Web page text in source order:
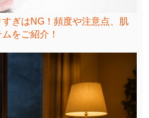
ぎはNG！頻度や注意点、肌
をご紹介！